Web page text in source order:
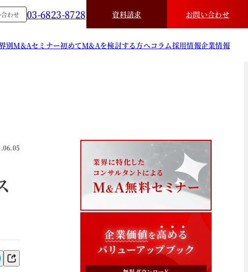
わせ 03-6823-8728 資料請求 お問い合わせ
別M&Aセミナー初めてM&Aを検討する方へコラム採用情報企業情報